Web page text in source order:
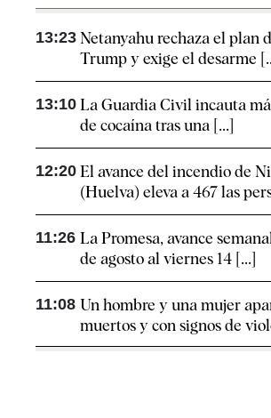
13:23 Netanyahu rechaza el plan
Trump y exige el desarme
13:10 La Guardia Civil incauta
de cocaína tras una [...]
12:20 El avance del incendio de
(Huelva) eleva a 467 las
11:26 La Promesa, avance
de agosto al viernes 14 [...]
11:08 Un hombre y una mujer
muertos y con signos de